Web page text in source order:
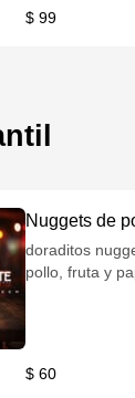
$ 99
Nuggets de
doraditos
pollo, fruta y
$ 60